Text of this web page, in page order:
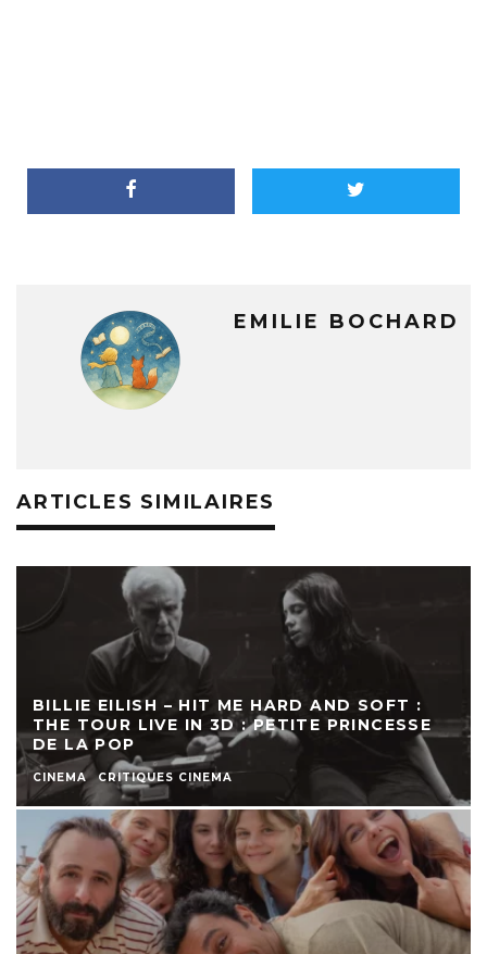
EMILIE BOCHARD
ARTICLES SIMILAIRES
BILLIE EILISH – HIT ME HARD AND SOFT :
THE TOUR LIVE IN 3D : PETITE PRINCESSE
DE LA POP
CINEMA CRITIQUES CINEMA